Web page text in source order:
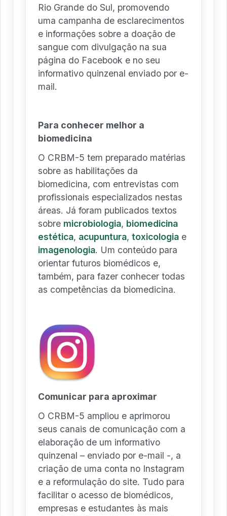
Rio Grande do Sul, promovendo
uma campanha de esclarecimentos
e informações sobre a doação de
sangue com divulgação na sua
página do Facebook e no seu
informativo quinzenal enviado por e-
mail.
Para conhecer melhor a
biomedicina
O CRBM-5 tem preparado matérias
sobre as habilitações da
biomedicina, com entrevistas com
profissionais especializados nestas
áreas. Já foram publicados textos
sobre microbiologia, biomedicina
estética, acupuntura, toxicologia e
imagenologia. Um conteúdo para
orientar futuros biomédicos e,
também, para fazer conhecer todas
as competências da biomedicina.
Comunicar para aproximar
O CRBM-5 ampliou e aprimorou
seus canais de comunicação com a
elaboração de um informativo
quinzenal – enviado por e-mail -, a
criação de uma conta no Instagram
e a reformulação do site. Tudo para
facilitar o acesso de biomédicos,
empresas e estudantes às mais